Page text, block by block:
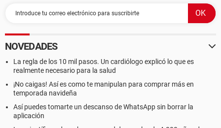
NOVEDADES
La regla de los 10 mil pasos. Un cardiólogo explicó lo que es
realmente necesario para la salud
¡No caigas! Así es como te manipulan para comprar más en
temporada navideña
Así puedes tomarte un descanso de WhatsApp sin borrar la
aplicación